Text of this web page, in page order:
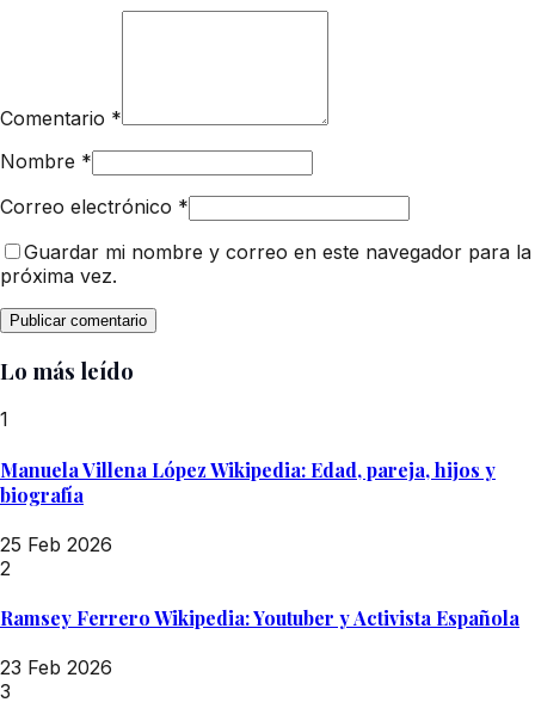
Comentario *
Nombre *
Correo electrónico *
Guardar mi nombre y correo en este navegador para la
próxima vez.
Lo más leído
1
Manuela Villena López Wikipedia: Edad, pareja, hijos y
biografía
25 Feb 2026
2
Ramsey Ferrero Wikipedia: Youtuber y Activista Española
23 Feb 2026
3